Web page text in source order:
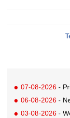
07-08-2026 -
06-08-2026 -
03-08-2026 -